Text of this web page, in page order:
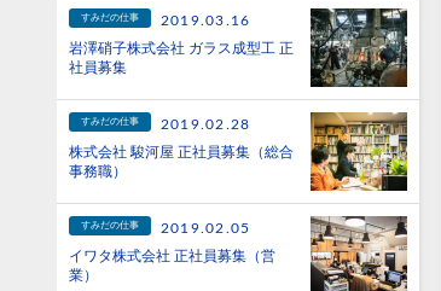
すみだの仕事
2019.03.16
岩澤硝子株式会社 ガラス成型工 正
社員募集
すみだの仕事
2019.02.28
株式会社 駿河屋 正社員募集（総合
事務職）
すみだの仕事
2019.02.05
イワタ株式会社 正社員募集（営
業）